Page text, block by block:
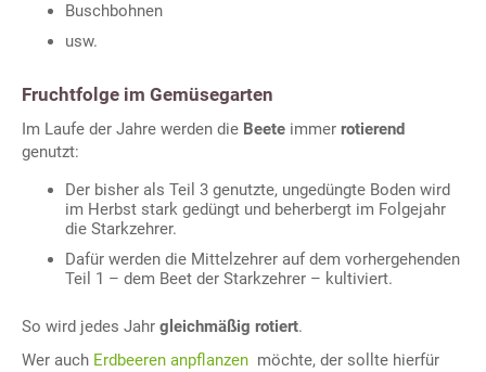
Buschbohnen
usw.
Fruchtfolge im Gemüsegarten
Im Laufe der Jahre werden die Beete immer rotierend
genutzt:
Der bisher als Teil 3 genutzte, ungedüngte Boden wird
im Herbst stark gedüngt und beherbergt im Folgejahr
die Starkzehrer.
Dafür werden die Mittelzehrer auf dem vorhergehenden
Teil 1 – dem Beet der Starkzehrer – kultiviert.
So wird jedes Jahr gleichmäßig rotiert.
Wer auch Erdbeeren anpflanzen möchte, der sollte hierfür